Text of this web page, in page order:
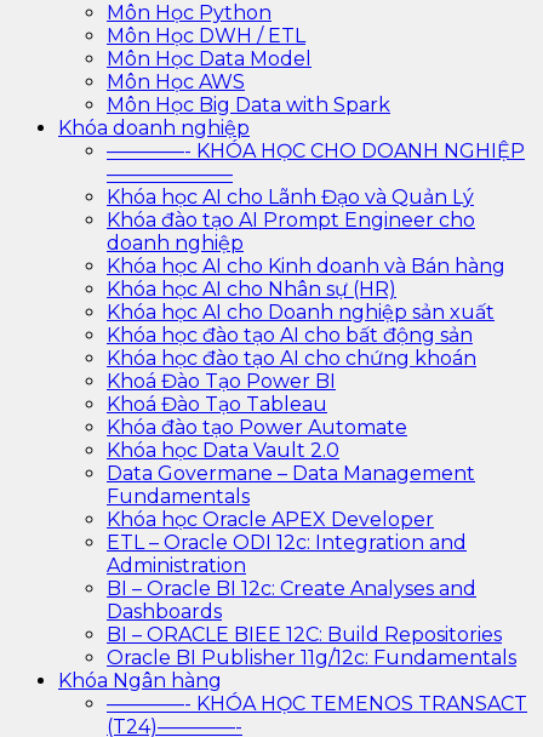
Môn Học Python
Môn Học DWH / ETL
Môn Học Data Model
Môn Học AWS
Môn Học Big Data with Spark
Khóa doanh nghiệp
————- KHÓA HỌC CHO DOANH NGHIỆP
——————–
Khóa học AI cho Lãnh Đạo và Quản Lý
Khóa đào tạo AI Prompt Engineer cho
doanh nghiệp
Khóa học AI cho Kinh doanh và Bán hàng
Khóa học AI cho Nhân sự (HR)
Khóa học AI cho Doanh nghiệp sản xuất
Khóa học đào tạo AI cho bất động sản
Khóa học đào tạo AI cho chứng khoán
Khoá Đào Tạo Power BI
Khoá Đào Tạo Tableau
Khóa đào tạo Power Automate
Khóa học Data Vault 2.0
Data Govermane – Data Management
Fundamentals
Khóa học Oracle APEX Developer
ETL – Oracle ODI 12c: Integration and
Administration
BI – Oracle BI 12c: Create Analyses and
Dashboards
BI – ORACLE BIEE 12C: Build Repositories
Oracle BI Publisher 11g/12c: Fundamentals
Khóa Ngân hàng
————- KHÓA HỌC TEMENOS TRANSACT
(T24)————-